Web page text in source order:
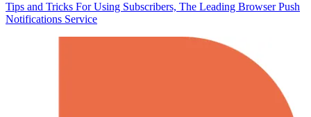
Tips and Tricks For Using Subscribers, The Leading Browser Push
Notifications Service